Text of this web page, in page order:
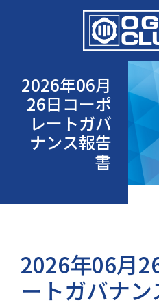
2026年06月
26日コーポ
レートガバ
ナンス報告
書
2026年06月
ートガバナ